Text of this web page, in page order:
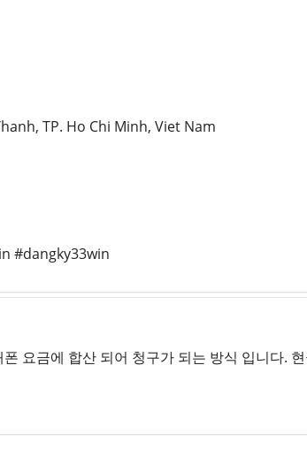
TP. Ho Chi Minh, Viet Nam
#dangky33win
요금에 합산 되어 청구가 되는 방식 입니다.